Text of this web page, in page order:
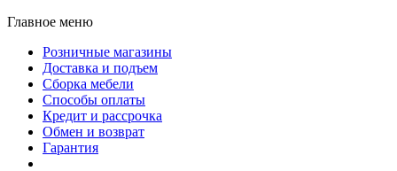
Главное меню
Розничные магазины
Доставка и подъем
Сборка мебели
Способы оплаты
Кредит и рассрочка
Обмен и возврат
Гарантия